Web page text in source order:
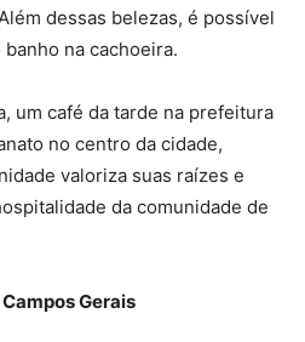
dessas belezas, é possível
na cachoeira.
um café da tarde na prefeitura
no centro da cidade,
valoriza suas raízes e
da comunidade de
Gerais